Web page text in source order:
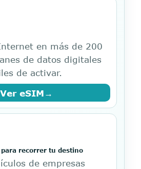
en más de 200
de datos digitales
de activar.
Ver eSIM →
recorrer tu destino
de empresas